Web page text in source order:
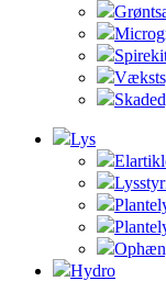
Lys
Hydro